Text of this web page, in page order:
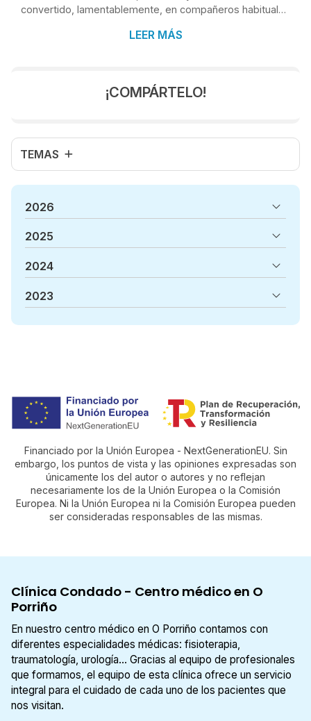
TEMAS
convertido, lamentablemente, en compañeros habituales
responsabilidades familiares y la constante exposición a
estrategias efectivas para afrontar estas emociones y
mejorar nuestra calidad de vida. En este artículo, desde
LEER MÁS
¡COMPÁRTELO!
2026
2025
2024
2023
Financiado por la Unión Europea - NextGenerationEU. Sin
embargo, los puntos de vista y las opiniones expresadas son
únicamente los del autor o autores y no reflejan
necesariamente los de la Unión Europea o la Comisión
Europea. Ni la Unión Europea ni la Comisión Europea pueden
ser consideradas responsables de las mismas.
Clínica Condado - Centro médico en O
Porriño
En nuestro centro médico en O Porriño contamos con
diferentes especialidades médicas: fisioterapia,
traumatología, urología... Gracias al equipo de profesionales
que formamos, el equipo de esta clínica ofrece un servicio
integral para el cuidado de cada uno de los pacientes que
nos visitan.